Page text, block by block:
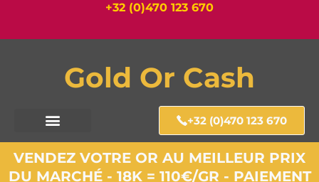
+32 (0)470 123 670
Gold Or Cash
+32 (0)470 123 670
VENDEZ VOTRE OR AU MEILLEUR PRIX
DU MARCHÉ - 18K = 110€/GR - PAIEMENT